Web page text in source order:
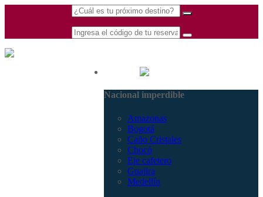
Nacional imperdible
Amazonas
Bogotá
Caño Cristales
Chocó
Eje cafetero
Guajira
Medellín